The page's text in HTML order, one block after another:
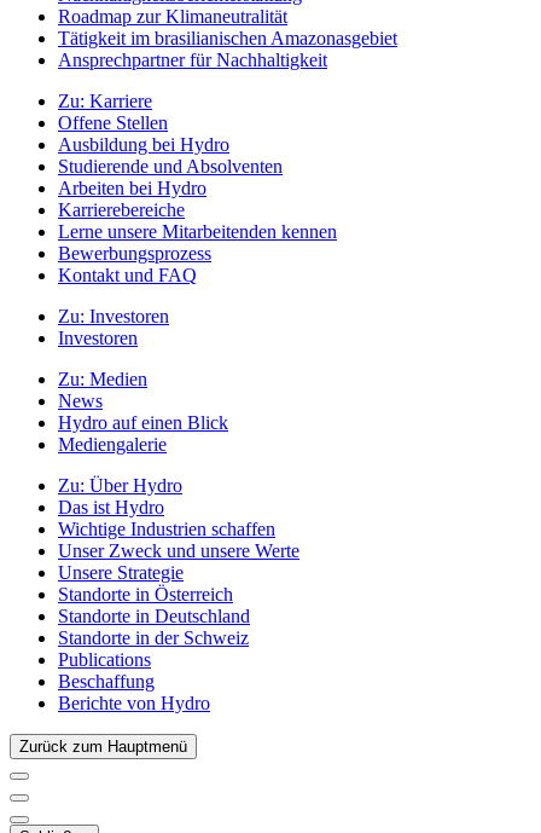
Roadmap zur Klimaneutralität
Tätigkeit im brasilianischen Amazonasgebiet
Ansprechpartner für Nachhaltigkeit
Zu: Karriere
Offene Stellen
Ausbildung bei Hydro
Studierende und Absolventen
Arbeiten bei Hydro
Karrierebereiche
Lerne unsere Mitarbeitenden kennen
Bewerbungsprozess
Kontakt und FAQ
Zu: Investoren
Investoren
Zu: Medien
News
Hydro auf einen Blick
Mediengalerie
Zu: Über Hydro
Das ist Hydro
Wichtige Industrien schaffen
Unser Zweck und unsere Werte
Unsere Strategie
Standorte in Österreich
Standorte in Deutschland
Standorte in der Schweiz
Publications
Beschaffung
Berichte von Hydro
Zurück zum Hauptmenü